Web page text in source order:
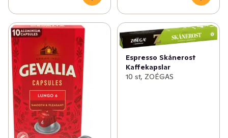
Espresso Skånerost
Kaffekapslar
10 st, ZOÉGAS